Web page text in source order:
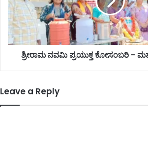
ಶ್ರೀರಾಮ ನವಮಿ ಪ್ರಯುಕ್ತ ಕೋಸಂಬರಿ -
Leave a Reply